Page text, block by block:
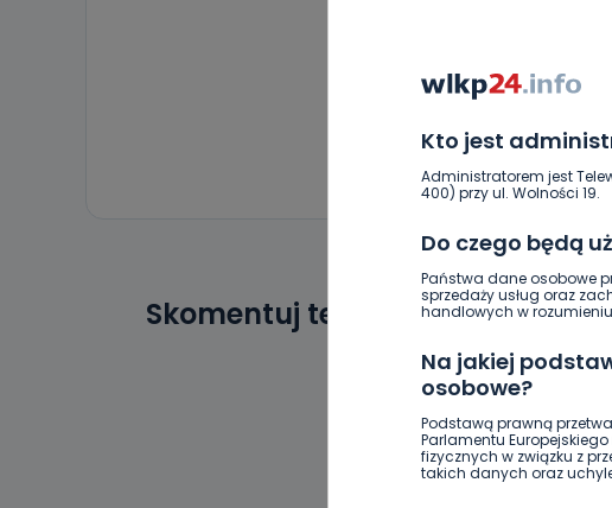
Kto jest
Administratorem jest
400) przy ul. Wolności 19.
Do czego będą
Państwa dane osobowe
sprzedaży usług oraz
handlowych w
Na jakiej
osobowe?
Podstawą prawną
Parlamentu
fizycznych w związku z
takich danych oraz
Skomentuj ten wpis jako